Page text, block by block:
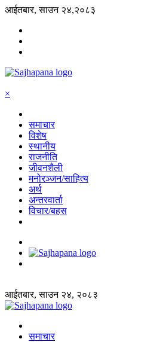
आईतबार, साउन २४,२०८३
×
समाचार
विशेष
स्थानीय
राजनीति
जीवनशैली
मनोरञ्जन/साहित्य
अर्थ
अन्तरवार्ता
विचार/बहस
आईतबार, साउन २४, २०८३
समाचार